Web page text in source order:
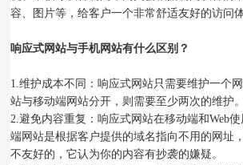
容、图片等，给客户一个非常舒适友好的访问体
响应式网站与手机网站有什么区别？
1.维护成本不同：响应式网站只需要维护一个
站与移动端网站分开，则需要至少两次的维护。
2.避免内容重复：响应式网站在移动端和Web
端网站是根据客户提供的域名指向不用的网址
不友好的，它认为你的内容有抄袭的嫌疑。